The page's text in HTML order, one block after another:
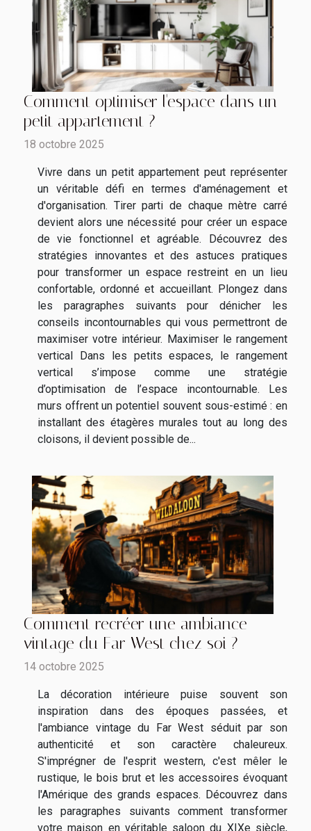
Comment optimiser l'espace dans un
petit appartement ?
18 octobre 2025
Vivre dans un petit appartement peut représenter
un véritable défi en termes d'aménagement et
d'organisation. Tirer parti de chaque mètre carré
devient alors une nécessité pour créer un espace
de vie fonctionnel et agréable. Découvrez des
stratégies innovantes et des astuces pratiques
pour transformer un espace restreint en un lieu
confortable, ordonné et accueillant. Plongez dans
les paragraphes suivants pour dénicher les
conseils incontournables qui vous permettront de
maximiser votre intérieur. Maximiser le rangement
vertical Dans les petits espaces, le rangement
vertical s’impose comme une stratégie
d’optimisation de l’espace incontournable. Les
murs offrent un potentiel souvent sous-estimé : en
installant des étagères murales tout au long des
cloisons, il devient possible de...
Comment recréer une ambiance
vintage du Far West chez soi ?
14 octobre 2025
La décoration intérieure puise souvent son
inspiration dans des époques passées, et
l'ambiance vintage du Far West séduit par son
authenticité et son caractère chaleureux.
S'imprégner de l'esprit western, c'est mêler le
rustique, le bois brut et les accessoires évoquant
l'Amérique des grands espaces. Découvrez dans
les paragraphes suivants comment transformer
votre maison en véritable saloon du XIXe siècle,